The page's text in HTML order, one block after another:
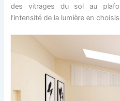
des vitrages du sol au
l’intensité de la lumière en